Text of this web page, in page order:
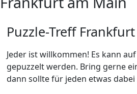
Puzzle-Treff Frankfurt
Jeder ist willkommen! Es kann
gepuzzelt werden. Bring gerne
dann sollte für jeden etwas dabei